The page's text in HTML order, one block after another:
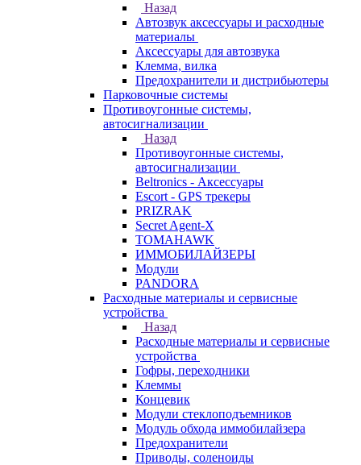
Назад
Автозвук аксессуары и расходные
материалы
Аксессуары для автозвука
Клемма, вилка
Предохранители и дистрибьютеры
Парковочные системы
Противоугонные системы,
автосигнализации
Назад
Противоугонные системы,
автосигнализации
Beltronics - Аксессуары
Escort - GPS трекеры
PRIZRAK
Secret Agent-X
TOMAHAWK
ИММОБИЛАЙЗЕРЫ
Модули
PANDORA
Расходные материалы и сервисные
устройства
Назад
Расходные материалы и сервисные
устройства
Гофры, переходники
Клеммы
Концевик
Модули стеклоподъемников
Модуль обхода иммобилайзера
Предохранители
Приводы, соленоиды